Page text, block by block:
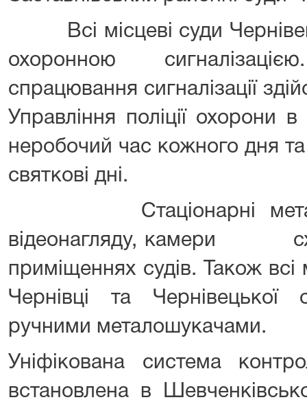
Всі місцеві суди
охоронною
спрацювання сигналізації
Управління поліції охорони
неробочий час кожного дня та
святкові дні.
Стаціонарні
відеонагляду, камери
приміщеннях судів. Також всі
Чернівці та Чернівецької
ручними металошукачами.
Уніфікована система
встановлена в